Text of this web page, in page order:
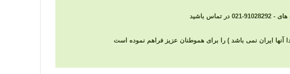
باشید
آنها ایران نمی باشد ) را برای هموطنان عزیز فراهم نموده است